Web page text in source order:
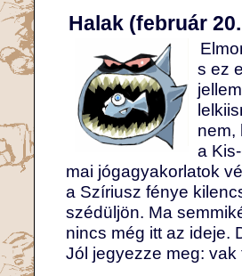
Halak (február
s ez
nem,
a
mai jógagyakorlatok
a Szíriusz fénye
szédüljön. Ma
nincs még itt az ideje.
Jól jegyezze meg: